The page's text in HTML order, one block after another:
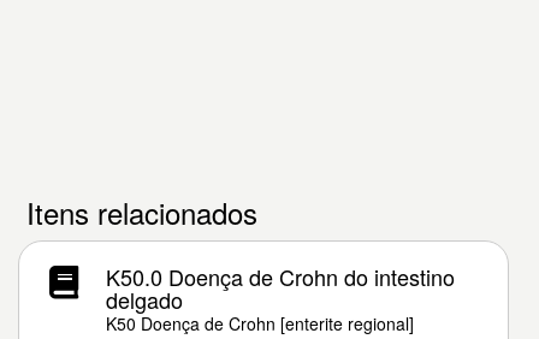
Itens relacionados
K50.0 Doença de Crohn do intestino
delgado
K50 Doença de Crohn [enterite regional]